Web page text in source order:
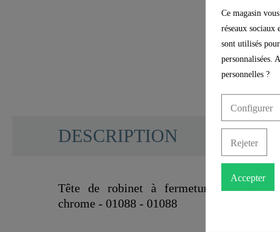
DESCRIPTION
Tête de robinet à fermeture
chrome - 01088 - 01088
Ce magasin
réseaux sociaux
sont utilisés
personnalisées.
personnelles ?
Configurer
Rejeter
Accepter